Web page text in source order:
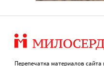
Перепечатка материалов